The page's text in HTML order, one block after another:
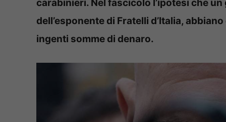
carabinieri. Nel fascicolo l’ipotesi che
dell’esponente di Fratelli d’Italia,
ingenti somme di denaro.